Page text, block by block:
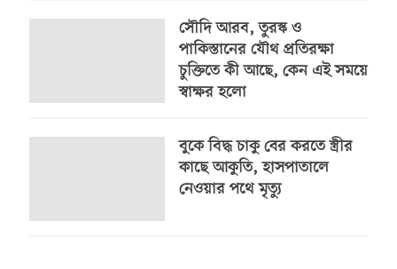
সৌদি আরব, তুরস্ক ও
পাকিস্তানের যৌথ প্রতিরক্ষা
চুক্তিতে কী আছে, কেন এই সময়ে
স্বাক্ষর হলো
বুকে বিদ্ধ চাকু বের করতে স্ত্রীর
কাছে আকুতি, হাসপাতালে
নেওয়ার পথে মৃত্যু